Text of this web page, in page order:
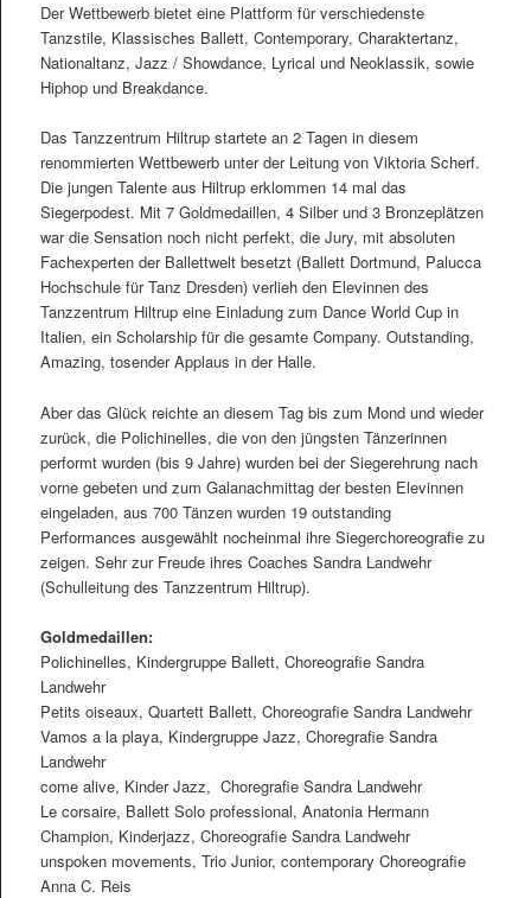
Der Wettbewerb bietet eine Plattform für verschiedenste
Tanzstile, Klassisches Ballett, Contemporary, Charaktertanz,
Nationaltanz, Jazz / Showdance, Lyrical und Neoklassik, sowie
Hiphop und Breakdance.
Das Tanzzentrum Hiltrup startete an 2 Tagen in diesem
renommierten Wettbewerb unter der Leitung von Viktoria Scherf.
Die jungen Talente aus Hiltrup erklommen 14 mal das
Siegerpodest. Mit 7 Goldmedaillen, 4 Silber und 3 Bronzeplätzen
war die Sensation noch nicht perfekt, die Jury, mit absoluten
Fachexperten der Ballettwelt besetzt (Ballett Dortmund, Palucca
Hochschule für Tanz Dresden) verlieh den Elevinnen des
Tanzzentrum Hiltrup eine Einladung zum Dance World Cup in
Italien, ein Scholarship für die gesamte Company. Outstanding,
Amazing, tosender Applaus in der Halle.
Aber das Glück reichte an diesem Tag bis zum Mond und wieder
zurück, die Polichinelles, die von den jüngsten Tänzerinnen
performt wurden (bis 9 Jahre) wurden bei der Siegerehrung nach
vorne gebeten und zum Galanachmittag der besten Elevinnen
eingeladen, aus 700 Tänzen wurden 19 outstanding
Performances ausgewählt nocheinmal ihre Siegerchoreograﬁe zu
zeigen. Sehr zur Freude ihres Coaches Sandra Landwehr
(Schulleitung des Tanzzentrum Hiltrup).
Goldmedaillen:
Polichinelles, Kindergruppe Ballett, Choreograﬁe Sandra
Landwehr
Petits oiseaux, Quartett Ballett, Choreograﬁe Sandra Landwehr
Vamos a la playa, Kindergruppe Jazz, Choregraﬁe Sandra
Landwehr
come alive, Kinder Jazz, Choregraﬁe Sandra Landwehr
Le corsaire, Ballett Solo professional, Anatonia Hermann
Champion, Kinderjazz, Choreograﬁe Sandra Landwehr
unspoken movements, Trio Junior, contemporary Choreograﬁe
Anna C. Reis